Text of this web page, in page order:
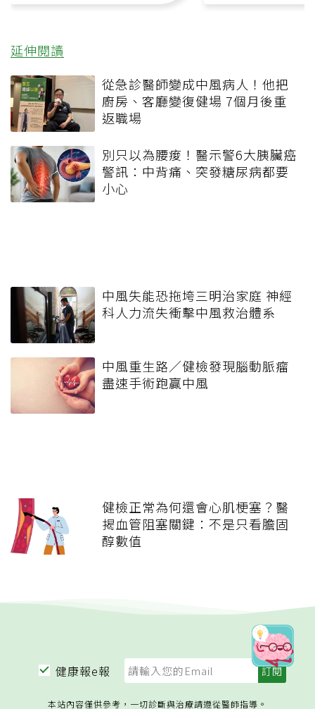
延伸閱讀
從急診醫師變成中風病人！他把
廚房、客廳變復健場 7個月後重
返職場
別只以為腰痠！醫示警6大胰臟癌
警訊：中背痛、突發糖尿病都要
小心
中風失能恐拖垮三明治家庭 神經
科人力流失衝擊中風救治體系
中風重生路／健檢發現腦動脈瘤
盡速手術跑贏中風
健檢正常為何還會心肌梗塞？醫
揭血管阻塞關鍵：不是只看膽固
醇數值
健康報e報
本站內容僅供參考，一切診斷與治療請遵從醫師指導。